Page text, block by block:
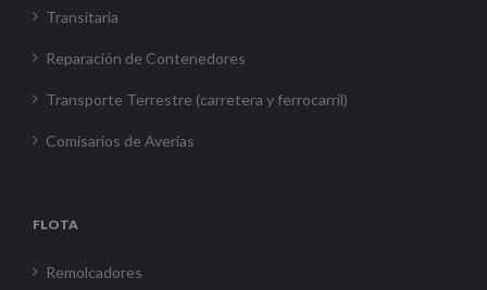
Transitaria
Reparación de Contenedores
Transporte Terrestre (carretera y ferrocarril)
Comisarios de Averías
FLOTA
Remolcadores